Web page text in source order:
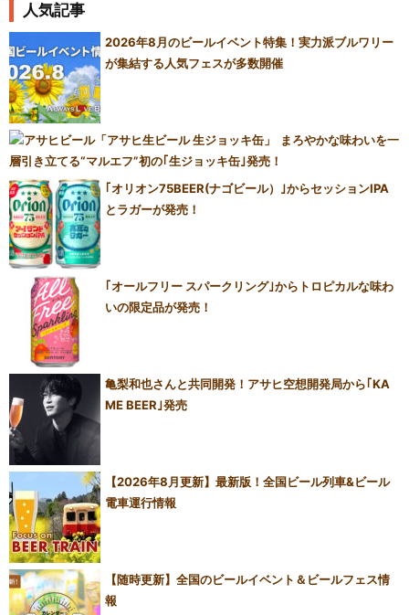
人気記事
2026年8月のビールイベント特集！実力派ブルワリー
が集結する人気フェスが多数開催
まろやかな味わいを一
層引き立てる“マルエフ”初の｢生ジョッキ缶｣発売！
｢オリオン75BEER(ナゴビール）｣からセッションIPA
とラガーが発売！
｢オールフリー スパークリング｣からトロピカルな味わ
いの限定品が発売！
亀梨和也さんと共同開発！アサヒ空想開発局から｢KA
ME BEER｣発売
【2026年8月更新】最新版！全国ビール列車&ビール
電車運行情報
【随時更新】全国のビールイベント＆ビールフェス情
報